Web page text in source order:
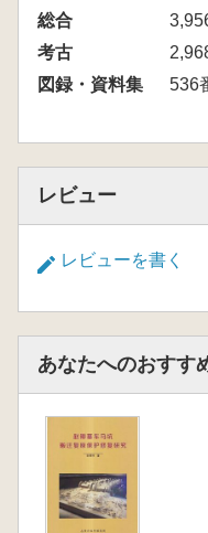
章に分かれており
陳列内容を詳しく
は最新の発掘資料
総合
考古
図録・資料集
536
レビュー
レビューを書く
あなたへのおすす